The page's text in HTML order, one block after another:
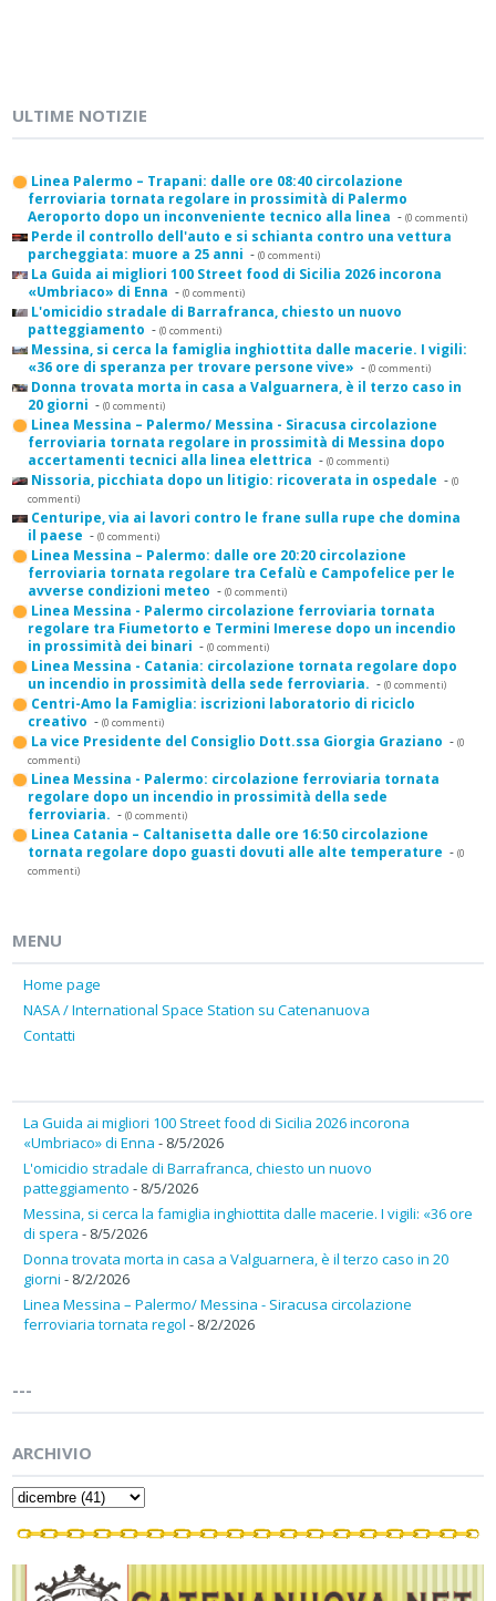
ULTIME NOTIZIE
Linea Palermo – Trapani: dalle ore 08:40 circolazione
ferroviaria tornata regolare in prossimità di Palermo
Aeroporto dopo un inconveniente tecnico alla linea - (0 commenti)
Perde il controllo dell'auto e si schianta contro una vettura
parcheggiata: muore a 25 anni - (0 commenti)
La Guida ai migliori 100 Street food di Sicilia 2026 incorona
«Umbriaco» di Enna - (0 commenti)
L'omicidio stradale di Barrafranca, chiesto un nuovo
patteggiamento - (0 commenti)
Messina, si cerca la famiglia inghiottita dalle macerie. I vigili:
«36 ore di speranza per trovare persone vive» - (0 commenti)
Donna trovata morta in casa a Valguarnera, è il terzo caso in
20 giorni - (0 commenti)
Linea Messina – Palermo/ Messina - Siracusa circolazione
ferroviaria tornata regolare in prossimità di Messina dopo
accertamenti tecnici alla linea elettrica - (0 commenti)
Nissoria, picchiata dopo un litigio: ricoverata in ospedale - (0
commenti)
Centuripe, via ai lavori contro le frane sulla rupe che domina
il paese - (0 commenti)
Linea Messina – Palermo: dalle ore 20:20 circolazione
ferroviaria tornata regolare tra Cefalù e Campofelice per le
avverse condizioni meteo - (0 commenti)
Linea Messina - Palermo circolazione ferroviaria tornata
regolare tra Fiumetorto e Termini Imerese dopo un incendio
in prossimità dei binari - (0 commenti)
Linea Messina - Catania: circolazione tornata regolare dopo
un incendio in prossimità della sede ferroviaria. - (0 commenti)
Centri-Amo la Famiglia: iscrizioni laboratorio di riciclo
creativo - (0 commenti)
La vice Presidente del Consiglio Dott.ssa Giorgia Graziano - (0
commenti)
Linea Messina - Palermo: circolazione ferroviaria tornata
regolare dopo un incendio in prossimità della sede
ferroviaria. - (0 commenti)
Linea Catania – Caltanisetta dalle ore 16:50 circolazione
tornata regolare dopo guasti dovuti alle alte temperature - (0
commenti)
MENU
Home page
NASA / International Space Station su Catenanuova
Contatti
La Guida ai migliori 100 Street food di Sicilia 2026 incorona
«Umbriaco» di Enna - 8/5/2026
L'omicidio stradale di Barrafranca, chiesto un nuovo
patteggiamento - 8/5/2026
Messina, si cerca la famiglia inghiottita dalle macerie. I vigili: «36 ore
di spera - 8/5/2026
Donna trovata morta in casa a Valguarnera, è il terzo caso in 20
giorni - 8/2/2026
Linea Messina – Palermo/ Messina - Siracusa circolazione
ferroviaria tornata regol - 8/2/2026
---
ARCHIVIO